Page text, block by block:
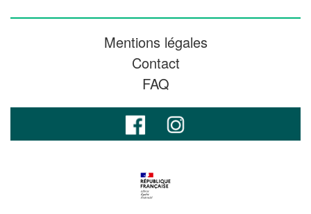
Mentions légales
Contact
FAQ